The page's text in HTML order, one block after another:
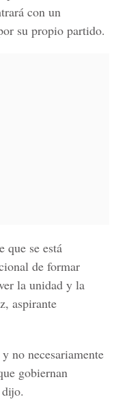
con un
su propio partido.
que se está
de formar
la unidad y la
aspirante
no necesariamente
gobiernan